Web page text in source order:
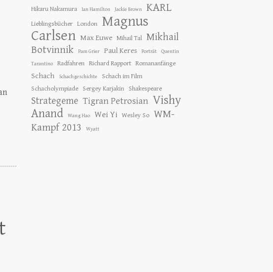
Hikaru Nakamura Ian Hamilton Jackie Brown KARL
Lieblingsbücher London
Magnus
Carlsen Max Euwe Mihail Tal Mikhail
Botvinnik
Pam Grier Paul Keres Porträt Quentin
Tarantino Radfahren Richard Rapport Romananfänge
Schach Schachgeschichte
Schach im Film
Schacholympiade
Sergey Karjakin Shakespeare
Strategeme Tigran Petrosian Vishy
Anand
Wang Hao Wei Yi Wesley So WM-
Kampf 2013
Wyatt